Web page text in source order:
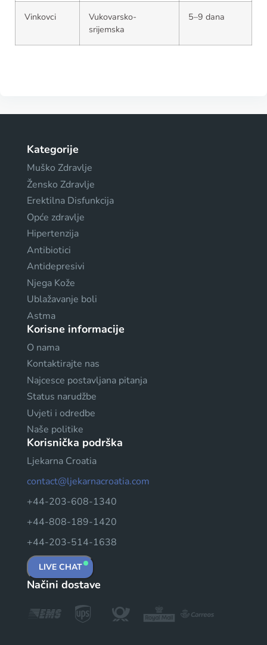
Vinkovci
Vukovarsko-
srijemska
5–9 dana
Kategorije
Muško Zdravlje
Žensko Zdravlje
Erektilna Disfunkcija
Opće zdravlje
Hipertenzija
Antibiotici
Antidepresivi
Njega Kože
Ublažavanje boli
Astma
Korisne informacije
O nama
Kontaktirajte nas
Najcesce postavljana pitanja
Status narudžbe
Uvjeti i odredbe
Naše politike
Korisnička podrška
Ljekarna Croatia
contact@ljekarnacroatia.com
+44-203-608-1340
+44-808-189-1420
+44-203-514-1638
LIVE CHAT
Načini dostave